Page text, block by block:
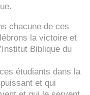
chacune de ces
la victoire et
Biblique du
étudiants dans la
et qui